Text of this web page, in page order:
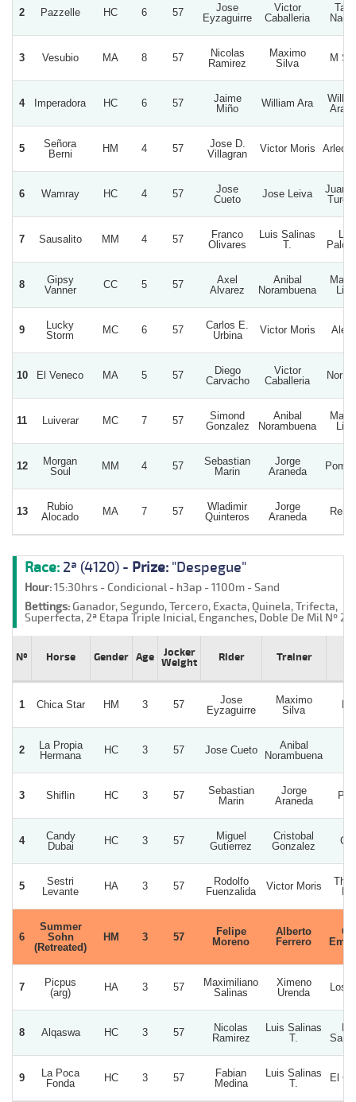
2 Pazzelle HC 6 57
Jose
Eyzaguirre
Victor
Caballeria
Tata
3 Vesubio MA 8 57
Nicolas
Ramirez
Maximo
Silva
M S
4 Imperadora HC 6 57
Jaime
Miño
William Ara
Ara
5
Señora
Berni
HM 4 57
Jose D.
Villagran
Victor Moris
6 Wamray HC 4 57
Jose
Cueto
Jose Leiva
Juan
7 Sausalito MM 4 57
Franco
Olivares
Luis Salinas
T.
8
Gipsy
Vanner
CC 5 57
Axel
Alvarez
Anibal
Norambuena
Lila
9
Lucky
Storm
MC 6 57
Carlos E.
Urbina
Victor Moris
10 El Veneco MA 5 57
Diego
Carvacho
Victor
Caballeria
Nor
11 Luiverar MC 7 57
Simond
Gonzalez
Anibal
Norambuena
Lila
12
Morgan
Soul
MM 4 57
Sebastian
Marin
Jorge
Araneda
13
Rubio
Alocado
MA 7 57
Wladimir
Quinteros
Jorge
Araneda
Race: 2ª (4120) - Prize: "Despegue"
Hour:15:30hrs - Condicional - h3ap - 1100m - Sand
Bettings:Ganador, Segundo, Tercero, Exacta, Quinela, Trifecta,
Superfecta, 2ª Etapa Triple Inicial, Enganches, Doble De Mil Nº 2
Nº Horse Gender Age
Jocker
Weight
Rider Trainer
1 Chica Star HM 3 57
Jose
Eyzaguirre
Maximo
Silva
2
La Propia
Hermana
HC 3 57 Jose Cueto
Anibal
Norambuena
3 Shiflin HC 3 57
Sebastian
Marin
Jorge
Araneda
4
Candy
Dubai
HC 3 57
Miguel
Gutierrez
Cristobal
Gonzalez
5
Sestri
Levante
HA 3 57
Rodolfo
Fuenzalida
Victor Moris
The
6
Summer
Sohn
(Retreated)
HM 3 57
Felipe
Moreno
Alberto
Ferrero
7
Picpus
(arg)
HA 3 57
Maximiliano
Salinas
Ximeno
Urenda
Los
8 Alqaswa HC 3 57
Nicolas
Ramirez
Luis Salinas
T.
9
La Poca
Fonda
HC 3 57
Fabian
Medina
Luis Salinas
T.
El